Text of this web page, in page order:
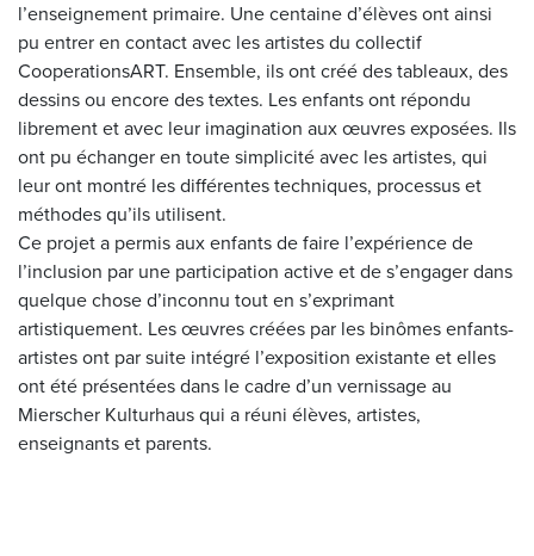
l’enseignement primaire. Une centaine d’élèves ont ainsi
pu entrer en contact avec les artistes du collectif
CooperationsART. Ensemble, ils ont créé des tableaux, des
dessins ou encore des textes. Les enfants ont répondu
librement et avec leur imagination aux œuvres exposées. Ils
ont pu échanger en toute simplicité avec les artistes, qui
leur ont montré les différentes techniques, processus et
méthodes qu’ils utilisent.
Ce projet a permis aux enfants de faire l’expérience de
l’inclusion par une participation active et de s’engager dans
quelque chose d’inconnu tout en s’exprimant
artistiquement. Les œuvres créées par les binômes enfants-
artistes ont par suite intégré l’exposition existante et elles
ont été présentées dans le cadre d’un vernissage au
Mierscher Kulturhaus qui a réuni élèves, artistes,
enseignants et parents.